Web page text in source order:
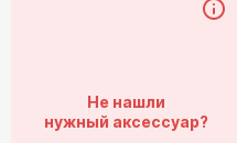
Не нашли
нужный аксессуар?